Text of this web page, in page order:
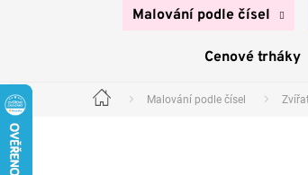
Malování podle čísel
Cenové trháky
Domů Malování podle čísel